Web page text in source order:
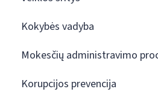
Kokybės vadyba
Mokesčių administravimo
Korupcijos prevencija